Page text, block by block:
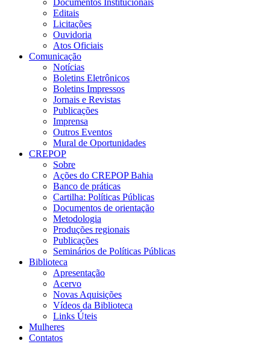
Documentos Institucionais
Editais
Licitações
Ouvidoria
Atos Oficiais
Comunicação
Notícias
Boletins Eletrônicos
Boletins Impressos
Jornais e Revistas
Publicações
Imprensa
Outros Eventos
Mural de Oportunidades
CREPOP
Sobre
Ações do CREPOP Bahia
Banco de práticas
Cartilha: Políticas Públicas
Documentos de orientação
Metodologia
Produções regionais
Publicações
Seminários de Políticas Públicas
Biblioteca
Apresentação
Acervo
Novas Aquisições
Vídeos da Biblioteca
Links Úteis
Mulheres
Contatos